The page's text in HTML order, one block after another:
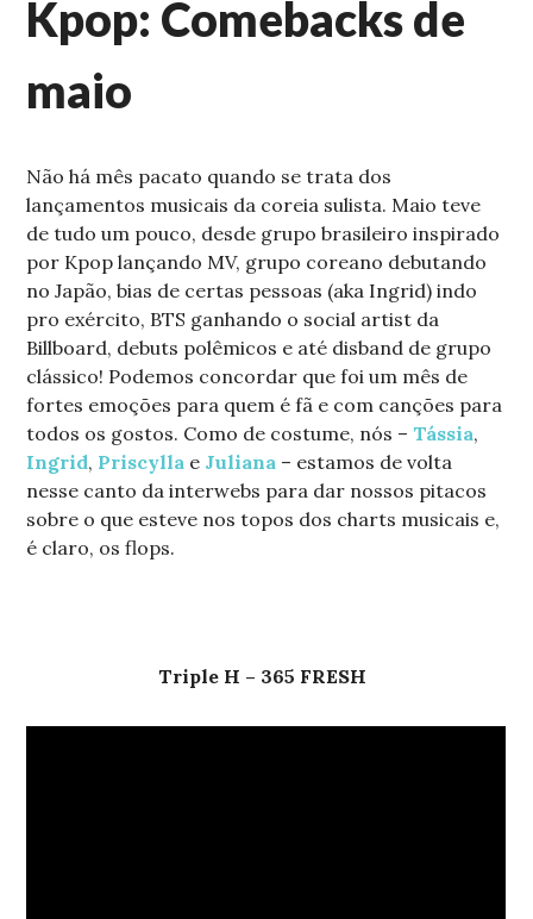
Kpop: Comebacks de
maio
Não há mês pacato quando se trata dos
lançamentos musicais da coreia sulista. Maio teve
de tudo um pouco, desde grupo brasileiro inspirado
por Kpop lançando MV, grupo coreano debutando
no Japão, bias de certas pessoas (aka Ingrid) indo
pro exército, BTS ganhando o social artist da
Billboard, debuts polêmicos e até disband de grupo
clássico! Podemos concordar que foi um mês de
fortes emoções para quem é fã e com canções para
todos os gostos. Como de costume, nós – Tássia,
Ingrid, Priscylla e Juliana – estamos de volta
nesse canto da interwebs para dar nossos pitacos
sobre o que esteve nos topos dos charts musicais e,
é claro, os flops.
Triple H – 365 FRESH